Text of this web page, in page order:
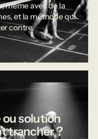
même avec de la
et la méthode qui
contre.
ou solution
trancher ?